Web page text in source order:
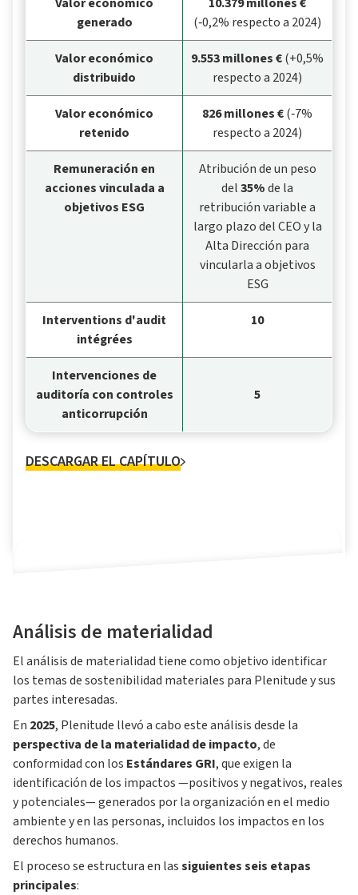
generado
(‑0,2% respecto a 2024)
Valor económico
distribuido
9.553 millones €(+0,5%
respecto a 2024)
Valor económico
retenido
826 millones €(‑7%
respecto a 2024)
Remuneración en
acciones vinculada a
objetivos ESG
Atribución de un peso
del35%de la
retribución variable a
largo plazo del CEO y la
Alta Dirección para
vincularla a objetivos
ESG
Interventions d'audit
intégrées
10
Intervenciones de
auditoría con controles
anticorrupción
5
DESCARGAR EL CAPÍTULO
Análisis de materialidad
El análisis de materialidad tiene como objetivo identificar
los temas de sostenibilidad materiales para Plenitude y sus
partes interesadas.
En 2025, Plenitude llevó a cabo este análisis desde la
perspectiva de la materialidad de impacto, de
conformidad con los Estándares GRI, que exigen la
identificación de los impactos —positivos y negativos, reales
y potenciales— generados por la organización en el medio
ambiente y en las personas, incluidos los impactos en los
derechos humanos.
El proceso se estructura en lassiguientes seis etapas
principales: